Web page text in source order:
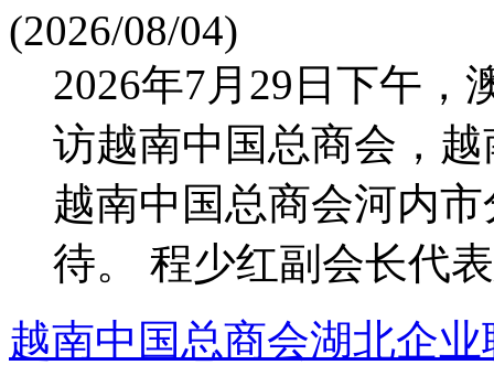
(2026/08/04)
2026年7月29日下午，
访越南中国总商会，
越南中国总商会河内
待。 程少红副会长代
越南中国总商会湖北企